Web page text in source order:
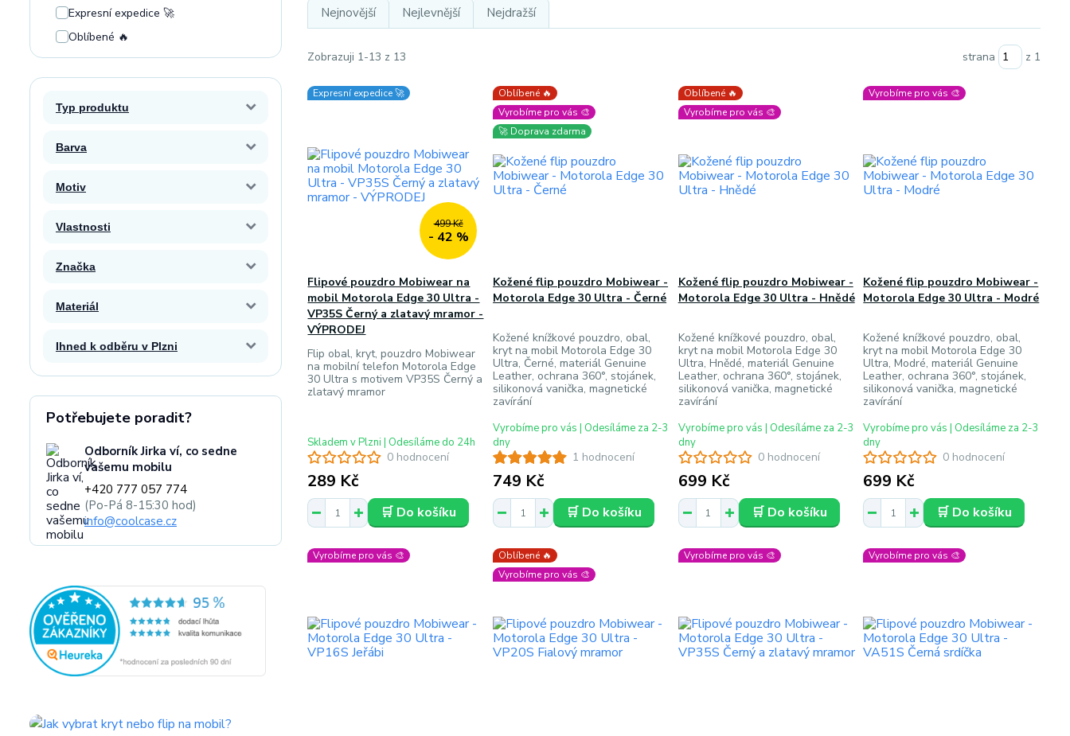
Expresní expedice 🚀
Oblíbené 🔥
Typ produktu
Barva
Motiv
Vlastnosti
Značka
Materiál
Ihned k odběru v Plzni
Potřebujete poradit?
Odborník Jirka ví, co sedne
vašemu mobilu
+420 777 057 774
(Po-Pá 8-15:30 hod)
info@coolcase.cz
Nejnovější Nejlevnější Nejdražší
Zobrazuji 1-13 z 13 strana z 1
Expresní expedice 🚀
499 Kč
- 42 %
0 hodnocení
Flipové pouzdro Mobiwear na
mobil Motorola Edge 30 Ultra -
VP35S Černý a zlatavý mramor -
VÝPRODEJ
Flip obal, kryt, pouzdro Mobiwear
na mobilní telefon Motorola Edge
30 Ultra s motivem VP35S Černý a
zlatavý mramor
289 Kč
Skladem v Plzni | Odesíláme do 24h
🛒 Do košíku
Oblíbené 🔥
Vyrobíme pro vás 🎨
🚀 Doprava zdarma
1 hodnocení
Kožené flip pouzdro Mobiwear -
Motorola Edge 30 Ultra - Černé
Kožené knížkové pouzdro, obal,
kryt na mobil Motorola Edge 30
Ultra, Černé, materiál Genuine
Leather, ochrana 360°, stojánek,
silikonová vanička, magnetické
zavírání
749 Kč
Vyrobíme pro vás | Odesíláme za 2-3
dny
🛒 Do košíku
Oblíbené 🔥
Vyrobíme pro vás 🎨
0 hodnocení
Kožené flip pouzdro Mobiwear -
Motorola Edge 30 Ultra - Hnědé
Kožené knížkové pouzdro, obal,
kryt na mobil Motorola Edge 30
Ultra, Hnědé, materiál Genuine
Leather, ochrana 360°, stojánek,
silikonová vanička, magnetické
zavírání
699 Kč
Vyrobíme pro vás | Odesíláme za 2-3
dny
🛒 Do košíku
Vyrobíme pro vás 🎨
0 hodnocení
Kožené flip pouzdro Mobiwear -
Motorola Edge 30 Ultra - Modré
Kožené knížkové pouzdro, obal,
kryt na mobil Motorola Edge 30
Ultra, Modré, materiál Genuine
Leather, ochrana 360°, stojánek,
silikonová vanička, magnetické
zavírání
699 Kč
Vyrobíme pro vás | Odesíláme za 2-3
dny
🛒 Do košíku
Vyrobíme pro vás 🎨
Oblíbené 🔥
Vyrobíme pro vás 🎨
Vyrobíme pro vás 🎨 Vyrobíme pro vás 🎨